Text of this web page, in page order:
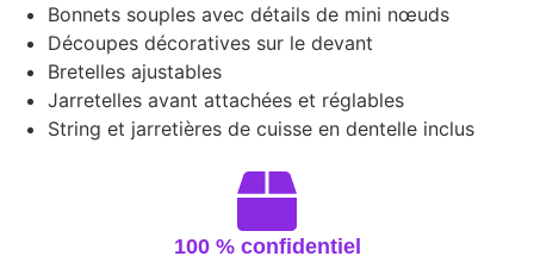
Bonnets souples avec détails de mini nœuds
Découpes décoratives sur le devant
Bretelles ajustables
Jarretelles avant attachées et réglables
String et jarretières de cuisse en dentelle inclus
100 % confidentiel